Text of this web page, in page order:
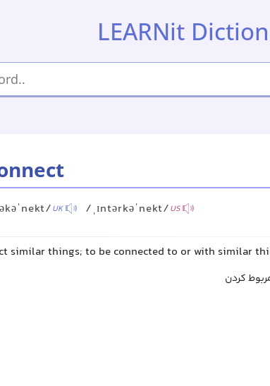
LEARNit
UK /ˌɪntərkəˈnekt/US
similar things; to be connected to or with similar
کردن